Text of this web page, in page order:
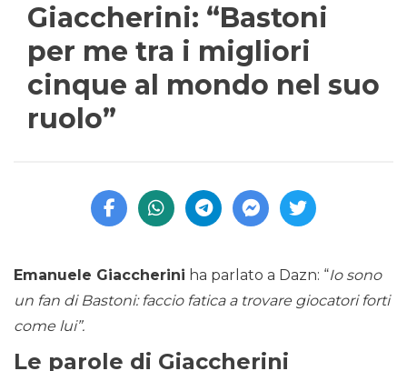
Giaccherini: “Bastoni
per me tra i migliori
cinque al mondo nel suo
ruolo”
Emanuele Giaccherini ha parlato a Dazn: “Io sono
un fan di Bastoni: faccio fatica a trovare giocatori forti
come lui”.
Le parole di Giaccherini